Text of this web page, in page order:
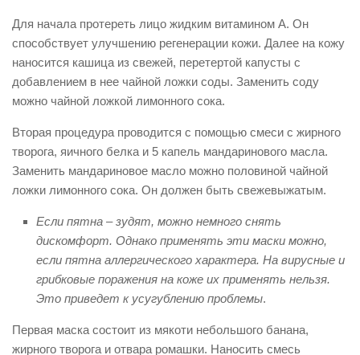
Для начала протереть лицо жидким витамином А. Он
способствует улучшению регенерации кожи. Далее на кожу
наносится кашица из свежей, перетертой капусты с
добавлением в нее чайной ложки соды. Заменить соду
можно чайной ложкой лимонного сока.
Вторая процедура проводится с помощью смеси с жирного
творога, яичного белка и 5 капель мандаринового масла.
Заменить мандариновое масло можно половиной чайной
ложки лимонного сока. Он должен быть свежевыжатым.
Если пятна – зудят, можно немного снять
дискомфорт. Однако применять эти маски можно,
если пятна аллергического характера. На вирусные и
грибковые поражения на коже их применять нельзя.
Это приведет к усугублению проблемы.
Первая маска состоит из мякоти небольшого банана,
жирного творога и отвара ромашки. Наносить смесь